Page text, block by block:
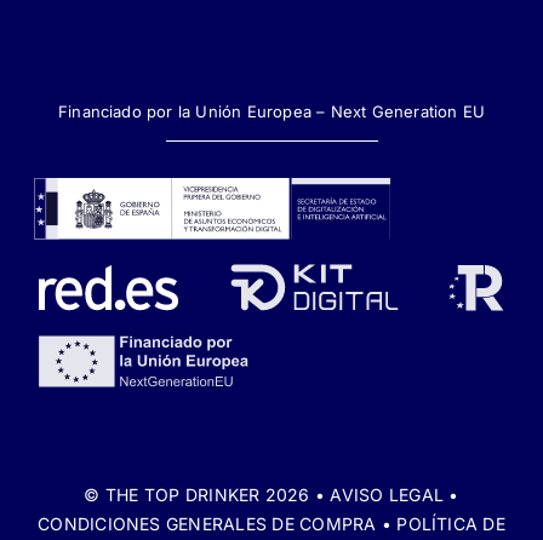
Financiado por la Unión Europea – Next Generation EU
© THE TOP DRINKER 2026 •AVISO LEGAL •
CONDICIONES GENERALES DE COMPRA • POLÍTICA DE